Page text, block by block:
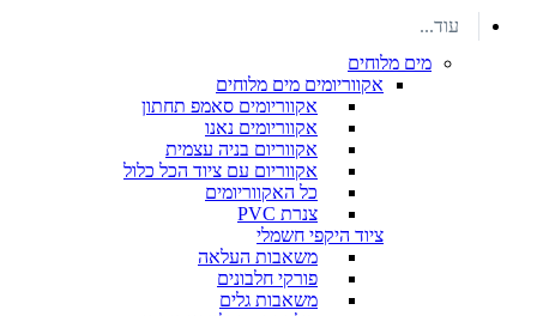
עוד...
מים מלוחים
אקווריומים מים מלוחים
אקווריומים סאמפ תחתון
אקווריומים נאנו
אקווריום בניה עצמית
אקווריום עם ציוד הכל כלול
כל האקווריומים
צנרת PVC
ציוד היקפי חשמלי
משאבות העלאה
פורקי חלבונים
משאבות גלים